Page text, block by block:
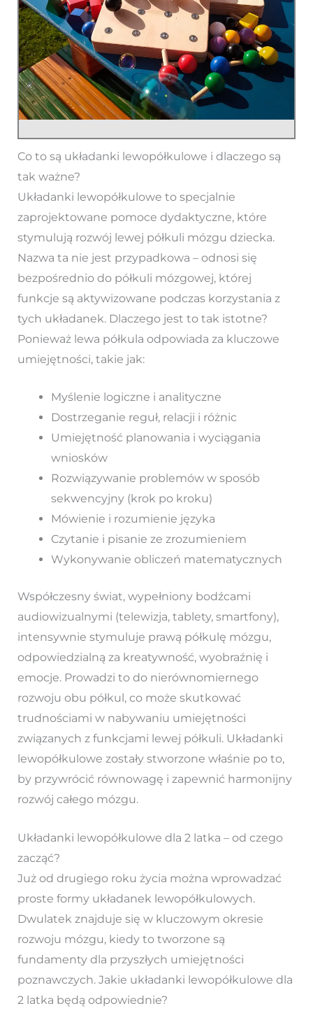
Co to są układanki lewopółkulowe i dlaczego są
tak ważne?
Układanki lewopółkulowe to specjalnie
zaprojektowane pomoce dydaktyczne, które
stymulują rozwój lewej półkuli mózgu dziecka.
Nazwa ta nie jest przypadkowa – odnosi się
bezpośrednio do półkuli mózgowej, której
funkcje są aktywizowane podczas korzystania z
tych układanek. Dlaczego jest to tak istotne?
Ponieważ lewa półkula odpowiada za kluczowe
umiejętności, takie jak:
Myślenie logiczne i analityczne
Dostrzeganie reguł, relacji i różnic
Umiejętność planowania i wyciągania
wniosków
Rozwiązywanie problemów w sposób
sekwencyjny (krok po kroku)
Mówienie i rozumienie języka
Czytanie i pisanie ze zrozumieniem
Wykonywanie obliczeń matematycznych
Współczesny świat, wypełniony bodźcami
audiowizualnymi (telewizja, tablety, smartfony),
intensywnie stymuluje prawą półkulę mózgu,
odpowiedzialną za kreatywność, wyobraźnię i
emocje. Prowadzi to do nierównomiernego
rozwoju obu półkul, co może skutkować
trudnościami w nabywaniu umiejętności
związanych z funkcjami lewej półkuli. Układanki
lewopółkulowe zostały stworzone właśnie po to,
by przywrócić równowagę i zapewnić harmonijny
rozwój całego mózgu.
Układanki lewopółkulowe dla 2 latka – od czego
zacząć?
Już od drugiego roku życia można wprowadzać
proste formy układanek lewopółkulowych.
Dwulatek znajduje się w kluczowym okresie
rozwoju mózgu, kiedy to tworzone są
fundamenty dla przyszłych umiejętności
poznawczych. Jakie układanki lewopółkulowe dla
2 latka będą odpowiednie?